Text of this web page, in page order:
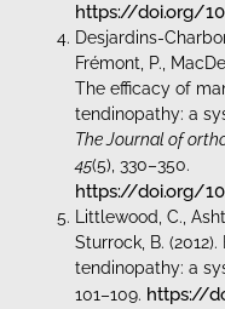
https://doi.org/
Desjardins-
Frémont, P.,
The efficacy of
tendinopathy: a
The Journal of
45(5), 330–350.
https://doi.org/
Littlewood, C.,
Sturrock, B.
tendinopathy: a
101–109. https://